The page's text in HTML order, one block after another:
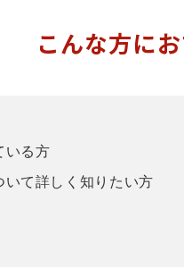
こんな方に
いる方
て詳しく知りたい方